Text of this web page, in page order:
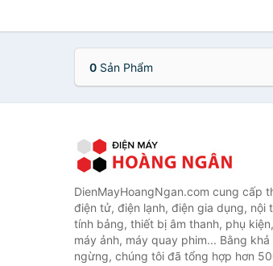
0 Sản Phẩm
DienMayHoangNgan.com cung cấp
điện tử, điện lạnh, điện gia dụng, nội
tính bảng, thiết bị âm thanh, phụ
máy ảnh, máy quay phim... Bằng
ngừng, chúng tôi đã tổng hợp hơn